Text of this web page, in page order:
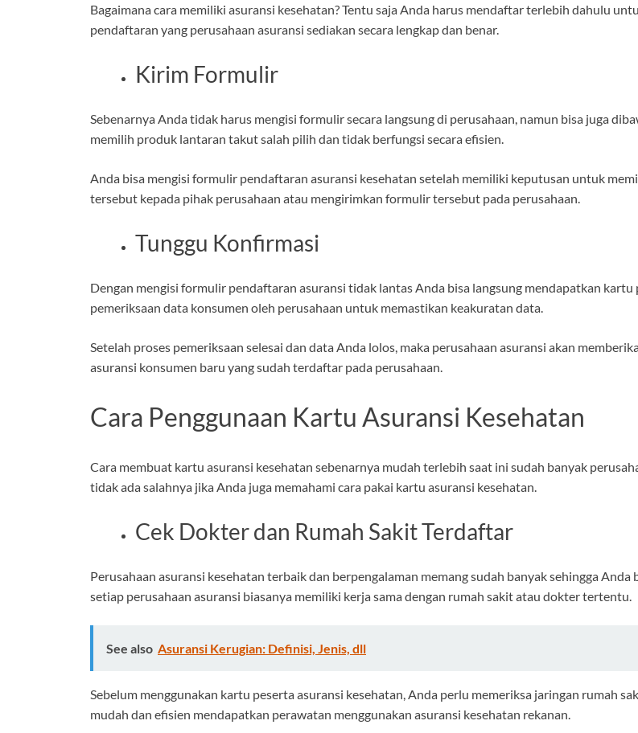
Bagaimana cara memiliki asuransi kesehatan? Tentu saja Anda harus mendaftar terlebih dahulu
pendaftaran yang perusahaan asuransi sediakan secara lengkap dan benar.
Kirim Formulir
Sebenarnya Anda tidak harus mengisi formulir secara langsung di perusahaan, namun bisa juga
memilih produk lantaran takut salah pilih dan tidak berfungsi secara efisien.
Anda bisa mengisi formulir pendaftaran asuransi kesehatan setelah memiliki keputusan untuk
tersebut kepada pihak perusahaan atau mengirimkan formulir tersebut pada perusahaan.
Tunggu Konfirmasi
Dengan mengisi formulir pendaftaran asuransi tidak lantas Anda bisa langsung mendapatkan
pemeriksaan data konsumen oleh perusahaan untuk memastikan keakuratan data.
Setelah proses pemeriksaan selesai dan data Anda lolos, maka perusahaan asuransi akan
asuransi konsumen baru yang sudah terdaftar pada perusahaan.
Cara Penggunaan Kartu Asuransi Kesehatan
Cara membuat kartu asuransi kesehatan sebenarnya mudah terlebih saat ini sudah banyak
tidak ada salahnya jika Anda juga memahami cara pakai kartu asuransi kesehatan.
Cek Dokter dan Rumah Sakit Terdaftar
Perusahaan asuransi kesehatan terbaik dan berpengalaman memang sudah banyak sehingga
setiap perusahaan asuransi biasanya memiliki kerja sama dengan rumah sakit atau dokter tertentu.
See also Asuransi Kerugian: Definisi, Jenis, dll
Sebelum menggunakan kartu peserta asuransi kesehatan, Anda perlu memeriksa jaringan rumah
mudah dan efisien mendapatkan perawatan menggunakan asuransi kesehatan rekanan.